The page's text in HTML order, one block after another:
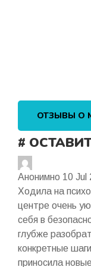
ОТЗЫВЫ О
#
Анонимно 10 Jul
Ходила на
центре очень
себя в
глубже
конкретные
приносила